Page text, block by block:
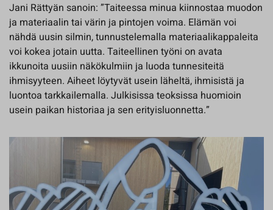
Jani Rättyän sanoin: ”Taiteessa minua kiinnostaa muodon
ja materiaalin tai värin ja pintojen voima. Elämän voi
nähdä uusin silmin, tunnustelemalla materiaalikappaleita
voi kokea jotain uutta. Taiteellinen työni on avata
ikkunoita uusiin näkökulmiin ja luoda tunnesiteitä
ihmisyyteen. Aiheet löytyvät usein läheltä, ihmisistä ja
luontoa tarkkailemalla. Julkisissa teoksissa huomioin
usein paikan historiaa ja sen erityisluonnetta.”